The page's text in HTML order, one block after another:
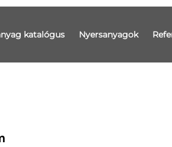
katalógus Nyersanyagok